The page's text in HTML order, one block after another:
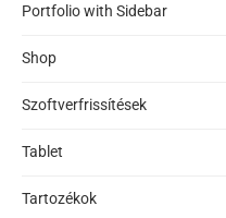
Portfolio with Sidebar
Shop
Szoftverfrissítések
Tablet
Tartozékok